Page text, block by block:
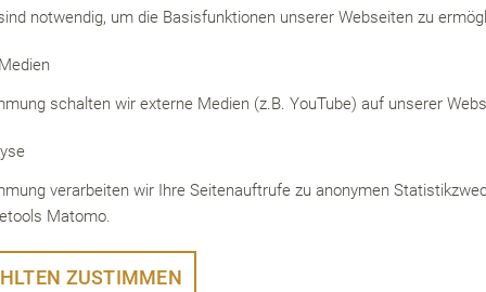
daran, unsere Verpackungen nachhaltiger zu
aus recyceltem Material besteht, dann wird es
In über 190 Ländern der Welt gibt es
Wir machen uns ganz bewusst dafür stark,
umweltfreundlich und sozialverträglich für heutige
Deshalb haben wir uns für FSC® entschieden:
und wird in über 80 Ländern der Welt angewendet.
notwendig, um die Basisfunktionen unserer Webseiten zu
schalten wir externe Medien (z.B. YouTube) auf unserer
verarbeiten wir Ihre Seitenauftrufe zu anonymen
Matomo.
ZUSTIMMEN